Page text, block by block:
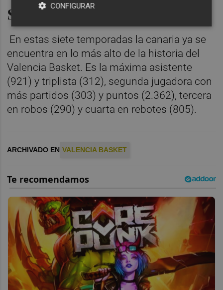
Sus números de taronja
En estas siete temporadas la canaria ya se
encuentra en lo más alto de la historia del
Valencia Basket. Es la máxima asistente
(921) y triplista (312), segunda jugadora con
más partidos (303) y puntos (2.362), tercera
en robos (290) y cuarta en rebotes (805).
ARCHIVADO EN VALENCIA BASKET
CONFIGURAR